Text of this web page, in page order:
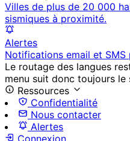
Villes de plus de 20 000
sismiques à proximité.
Alertes
Notifications email et SMS
Le routage des langues
menu suit donc toujours
Ressources
Confidentialité
Nous contacter
Alertes